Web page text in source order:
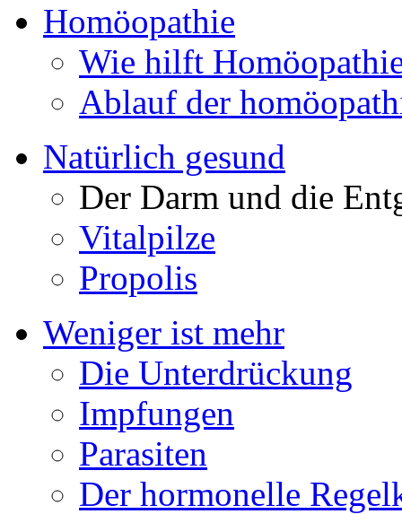
Homöopathie
Wie hilft
Ablauf der
Natürlich gesund
Der Darm und die
Vitalpilze
Propolis
Weniger ist mehr
Die Unterdrückung
Impfungen
Parasiten
Der hormonelle